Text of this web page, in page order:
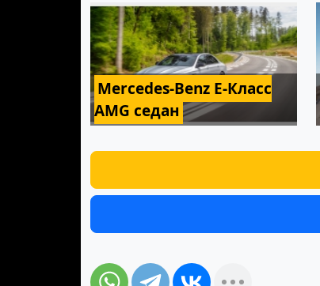
Mercedes-Benz E-Класс
AMG седан